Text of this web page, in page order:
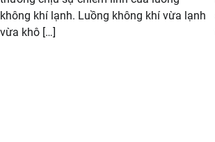
không khí lạnh. Luồng không khí vừa lạnh
vừa khô […]